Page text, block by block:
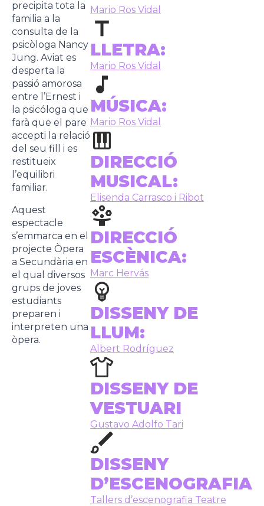
precipita tota la
familia a la
consulta de la
psicòloga Nancy
Jung. Aviat es
desperta la
passió amorosa
entre l’Ernest i
la psicóloga que
farà que el pare
accepti la relació
del seu fill i es
restitueix
l’equilibri
familiar.
Aquest
espectacle
s’emmarca en el
projecte Òpera
a Secundària en
el qual diversos
grups de joves
estudiants
preparen i
interpreten una
òpera.
Mario Ros Vidal
LLETRA:
Mario Ros Vidal
MÚSICA:
Mario Ros Vidal
DIRECCIÓ
MUSICAL:
Elisenda Carrasco i Ribot
DIRECCIÓ
ESCÈNICA:
Marc Hervás
DISSENY DE
LLUM:
Albert Rodríguez
DISSENY DE
VESTUARI
Gustavo Adolfo Tari
DISSENY
D’ESCENOGRAFIA
Tallers d’escenografia Teatre